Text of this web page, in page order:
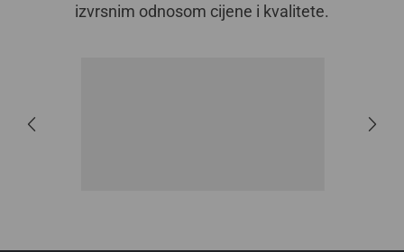
izvrsnim odnosom cijene i kvalitete.